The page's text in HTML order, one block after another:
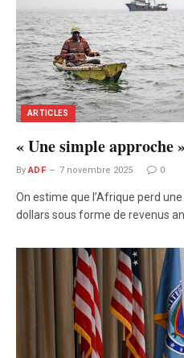
ARTICLES
« Une simple approche
By ADF 7 novembre 2025 0
On estime que l’Afrique perd
dollars sous forme de revenus